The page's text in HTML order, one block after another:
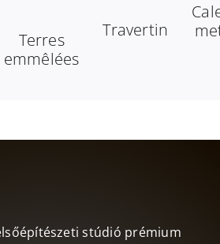
Terres
emmêlées
Travertin
stúdió prémium